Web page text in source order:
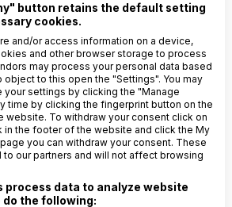
V podstatě konstatoval, že mu
nepředložily přesvědčivé
skutečně byla agregovaná
že z nich již nebylo možné
jednotlivce. Tím porušily podle
(čl. 4/2 a čl. 26, které
2 a čl. 24GDPR) a zároveň
EDPS, že i agregovaná data
osobních údajů stále jsou
button retains the default setting
cookies.
and/or access information on a device,
and other browser storage to process
may process your personal data based
to this open the "Settings". You may
your settings by clicking the "Manage
time by clicking the fingerprint button on the
website. To withdraw your consent click on
in the footer of the website and click the My
you can withdraw your consent. These
our partners and will not affect browsing
process data to analyze website
the following: